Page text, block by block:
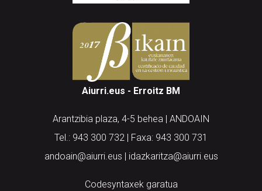
Aiurri.eus - Erroitz BM
Arantzibia plaza, 4-5 behea | ANDOAIN
Tel.: 943 300 732 | Faxa: 943 300 731
andoain@aiurri.eus | idazkaritza@aiurri.eus
Codesyntaxek garatua